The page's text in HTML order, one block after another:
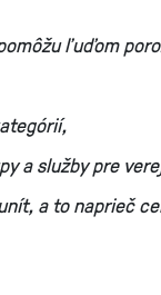
ľuďom
a služby pre
a to naprieč